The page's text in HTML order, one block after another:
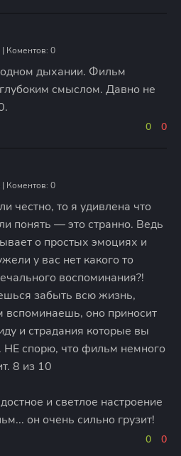
| Коментов: 0
дыхании. Фильм
смыслом. Давно не
0 0
| Коментов: 0
честно, то я удивлена что
понять — это странно. Ведь
о простых эмоциях и
у вас нет какого то
воспоминания?!
забыть всю жизнь,
вспоминаешь, оно приносит
и страдания которые вы
НЕ спорю, что фильм немного
8 из 10
и светлое настроение
он очень сильно грузит!
0 0